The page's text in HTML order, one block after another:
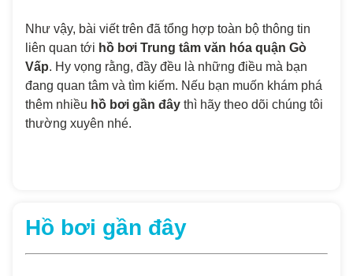
Như vậy, bài viết trên đã tổng hợp toàn bộ thông tin
liên quan tới hồ bơi Trung tâm văn hóa quận Gò
Vấp. Hy vọng rằng, đầy đều là những điều mà bạn
đang quan tâm và tìm kiếm. Nếu bạn muốn khám phá
thêm nhiều hồ bơi gần đây thì hãy theo dõi chúng tôi
thường xuyên nhé.
Hồ bơi gần đây